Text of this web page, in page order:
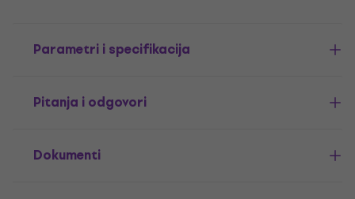
Parametri i specifikacija
Pitanja i odgovori
Dokumenti